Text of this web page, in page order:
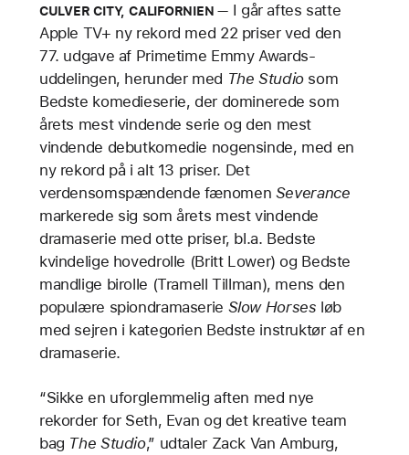
CULVER CITY, CALIFORNIEN
I går aftes satte
Apple TV+ ny rekord med 22 priser ved den
77. udgave af Primetime Emmy Awards-
uddelingen, herunder med The Studiosom
Bedste komedieserie, der dominerede som
årets mest vindende serie og den mest
vindende debutkomedie nogensinde, med en
ny rekord på i alt 13 priser. Det
verdensomspændende fænomen Severance
markerede sig som årets mest vindende
dramaserie med otte priser, bl.a. Bedste
kvindelige hovedrolle (Britt Lower) og Bedste
mandlige birolle (Tramell Tillman), mens den
populære spiondramaserie Slow Horses løb
med sejren i kategorien Bedste instruktør af en
dramaserie.
“Sikke en uforglemmelig aften med nye
rekorder for Seth, Evan og det kreative team
bag The Studio,” udtaler Zack Van Amburg,